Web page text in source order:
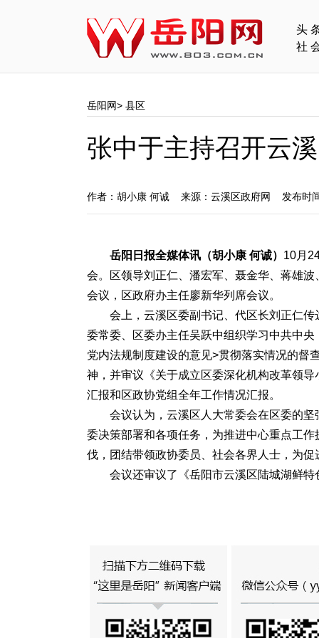
头
社
岳阳网> 县区
张中于主持召开云
作者：胡小康 何诚 来源：云溪区政府网 发布时
岳阳日报全媒体讯 （胡小康 何诚） 10月
会。区领导刘正仁、潘宏军、聂金华、蒋雄
会议，区政府办主任廖新华列席会议。
会上，云溪区委副书记、代区长刘正仁
委常委、区委办主任吴跃中组织学习中共中
党内法规制度建设的意见>贯彻落实情况的督
神，并审议《关于成立区委深化机构改革领
汇报和区政协党组全年工作情况汇报。
会议认为，云溪区人大常委会在区委的
委决策部署和各项任务，为推进中心重点工
伐，团结带领政协委员、社会各界人士，为
会议还审议了《岳阳市云溪区陆城湖鲜